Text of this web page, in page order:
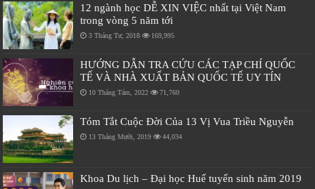
12 ngành học DỄ XIN VIỆC nhất tại Việt Nam
trong vòng 5 năm tới
3 Tháng Tư, 2018 169,995
HƯỚNG DẪN TRA CỨU CÁC TẠP CHÍ QUỐC
TẾ VÀ NHÀ XUẤT BẢN QUỐC TẾ UY TÍN
10 Tháng Tám, 2022 71,760
Tóm Tắt Cuộc Đời Của 13 Vị Vua Triều Nguyễn
13 Tháng Mười, 2019 44,034
Khoa Du lịch – Đại học Huế tuyển sinh năm 2019